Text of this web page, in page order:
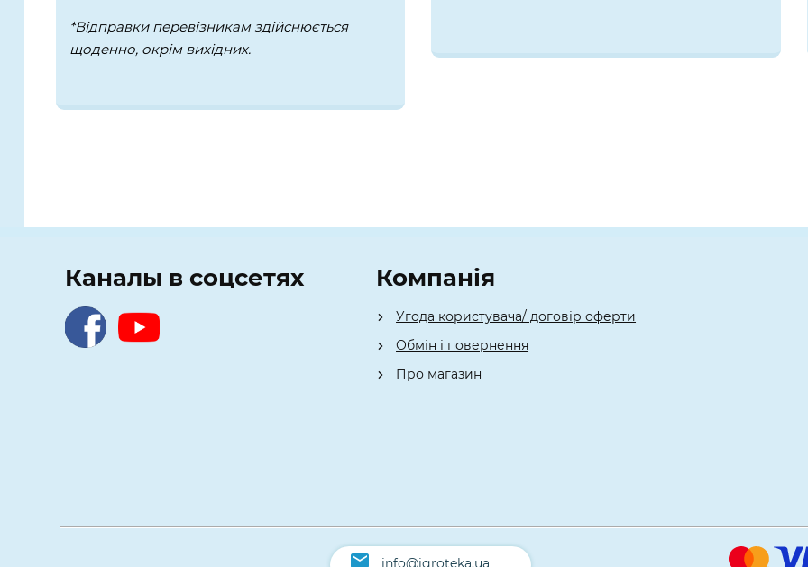
*Відправки перевізникам здійснюється
щоденно, окрім вихідних.
Каналы в соцсетях Компанія
Угода користувача/ договір оферти
Обмін і повернення
Про магазин
info@igroteka.ua